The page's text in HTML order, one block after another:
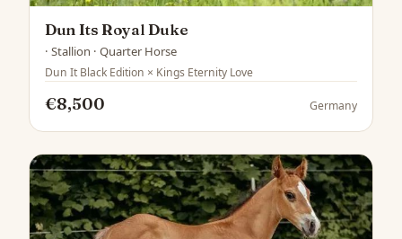
Dun Its Royal Duke
· Stallion · Quarter Horse
Dun It Black Edition × Kings Eternity Love
€8,500 Germany